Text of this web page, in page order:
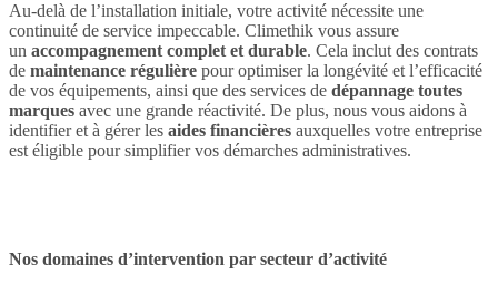
Au-delà de l’installation initiale, votre activité nécessite une
continuité de service impeccable. Climethik vous assure
un accompagnement complet et durable. Cela inclut des contrats
de maintenance régulière pour optimiser la longévité et l’efficacité
de vos équipements, ainsi que des services de dépannage toutes
marques avec une grande réactivité. De plus, nous vous aidons à
identifier et à gérer les aides financières auxquelles votre entreprise
est éligible pour simplifier vos démarches administratives.
Nos domaines d’intervention par secteur d’activité